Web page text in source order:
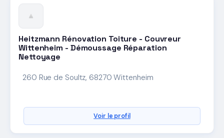
Heitzmann Rénovation Toiture - Couvreur
Wittenheim - Démoussage Réparation
Nettoyage
260 Rue de Soultz, 68270 Wittenheim
Voir le profil